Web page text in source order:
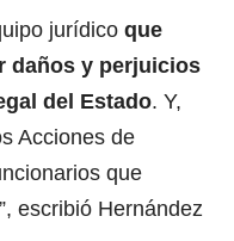
jurídico que
daños y perjuicios
del Estado. Y,
Acciones de
que
escribió Hernández